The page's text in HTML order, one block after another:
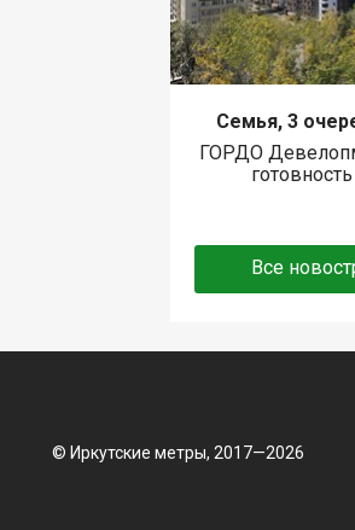
Семья, 3
ГОРДО
Все
© Иркутские метры, 2017—2026